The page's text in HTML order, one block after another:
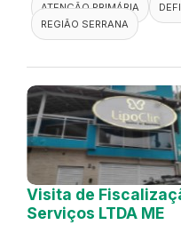
ATENÇÃO PRIMÁRIA
REGIÃO SERRANA
Visita de
Serviços LTDA ME